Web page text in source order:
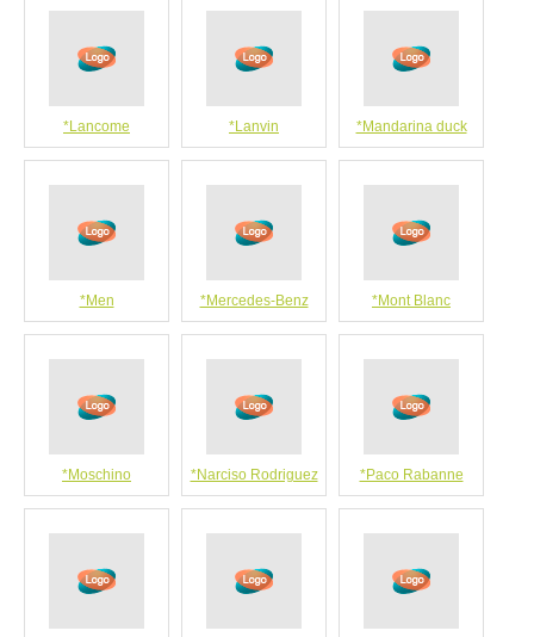
*Lancome *Lanvin *Mandarina duck
*Men *Mercedes-Benz *Mont Blanc
*Moschino *Narciso Rodriguez *Paco Rabanne